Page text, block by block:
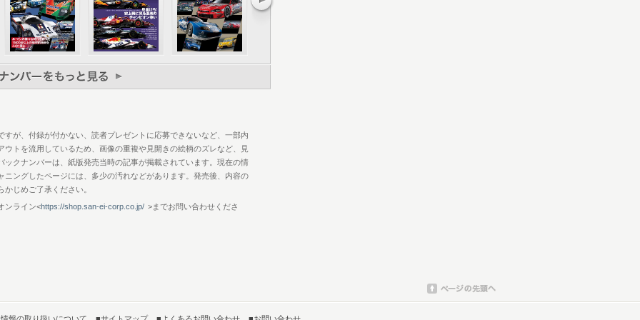
Team
One Team
を解説 F1 GRAND PRIX CIRCUIT GUIDE 2023
が、付録が付かない、読者プレゼントに応募できないなど、一部内
トを流用しているため、画像の重複や見開きの絵柄のズレなど、見
クナンバーは、紙版発売当時の記事が掲載されています。現在の情
ングしたページには、多少の汚れなどがあります。発売後、内容の
じめご了承ください。
ンライン<https://shop.san-ei-corp.co.jp/ >までお問い合わせくださ